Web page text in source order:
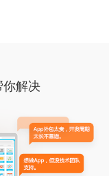
你解决